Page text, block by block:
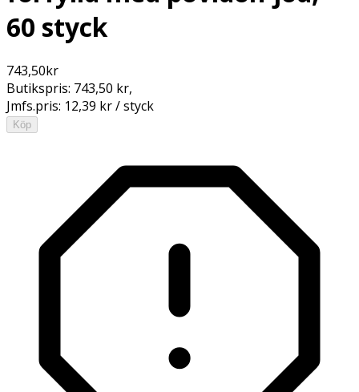
60 styck
743,50kr
Butikspris: 743,50 kr,
Jmfs.pris: 12,39 kr / styck
Köp